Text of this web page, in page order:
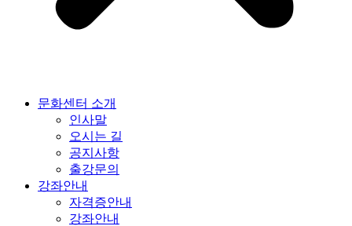
문화센터 소개
인사말
오시는 길
공지사항
출강문의
강좌안내
자격증안내
강좌안내